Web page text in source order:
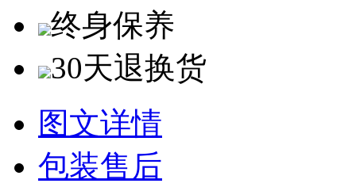
终身保养
30天退换货
图文详情
包装售后